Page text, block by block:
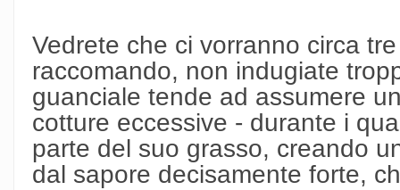
Vedrete che ci vorranno circa
raccomando, non indugiate
guanciale tende ad assumere
cotture eccessive - durante i
parte del suo grasso, creando
dal sapore decisamente forte,